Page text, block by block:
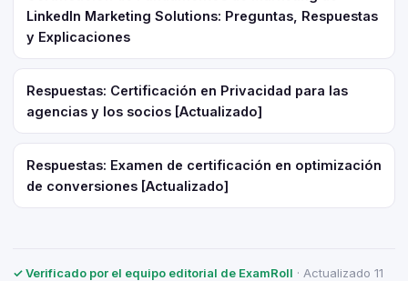
LinkedIn Marketing Solutions: Preguntas, Respuestas
y Explicaciones
Respuestas: Certificación en Privacidad para las
agencias y los socios [Actualizado]
Respuestas: Examen de certificación en optimización
de conversiones [Actualizado]
✓ Verificado por el equipo editorial de ExamRoll · Actualizado 11